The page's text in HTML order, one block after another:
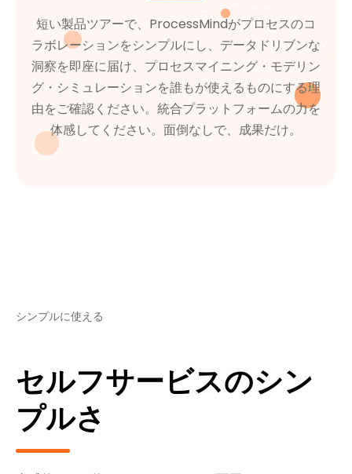
短い製品ツアーで、ProcessMindがプロセスのコ
ラボレーションをシンプルにし、データドリブンな
洞察を即座に届け、プロセスマイニング・モデリン
グ・シミュレーションを誰もが使えるものにする理
由をご確認ください。統合プラットフォームの力を
体感してください。面倒なしで、成果だけ。
シンプルに使える
セルフサービスのシン
プルさ